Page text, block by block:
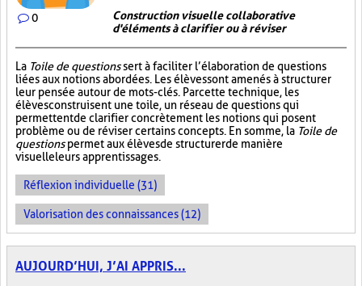
0
Construction visuelle collaborative
d'éléments à clarifier ou à réviser
La Toile de questionssert à faciliter l’élaboration de questions
liées aux notions abordées. Les élèves sont amenés à structurer
leur pensée autour de mots-clés. Par cette technique, les
élèves construisent une toile, un réseau de questions qui
permettent de clarifier concrètement les notions qui posent
problème ou de réviser certains concepts. En somme, la Toile de
questionspermet aux élèves de structurer de manière
visuelle leurs apprentissages.
Réflexion individuelle (31)
Valorisation des connaissances (12)
AUJOURD’HUI, J’AI APPRIS...